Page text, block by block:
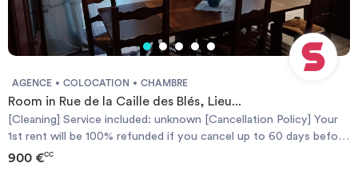
AGENCE COLOCATION CHAMBRE
Room in Rue de la Caille des Blés, Lieu...
[Cleaning] Service included: unknown [Cancellation Policy] Your
1st rent will be 100% refunded if you cancel up to 60 days before
the contract start date or you'll get a 50% refund if you cancel
900 €CC